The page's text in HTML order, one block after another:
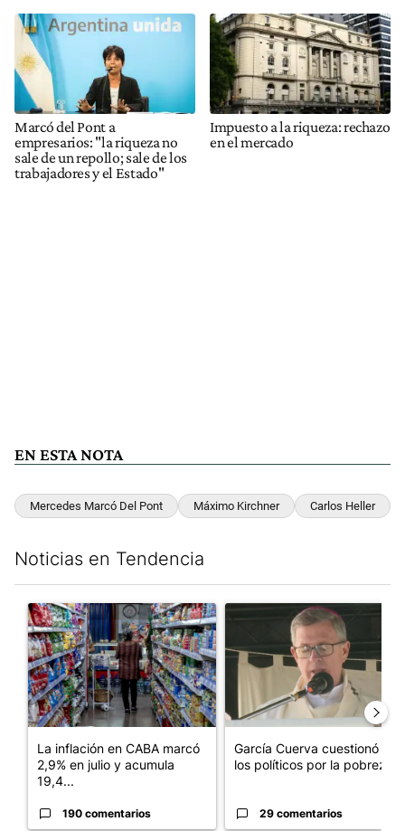
Marcó del Pont a
empresarios: "la riqueza no
sale de un repollo; sale de los
trabajadores y el Estado"
Impuesto a la riqueza: rechazo
en el mercado
EN ESTA NOTA
Mercedes Marcó Del Pont Máximo Kirchner Carlos Heller
Noticias en Tendencia
Un artículo de tendencia con el título "La inflación en CABA
La inflación en CABA marcó
2,9% en julio y acumula
19,4...
190 comentarios
Un artículo de tendencia con
García Cuerva cuestionó a
los políticos por la pobreza
29 comentarios